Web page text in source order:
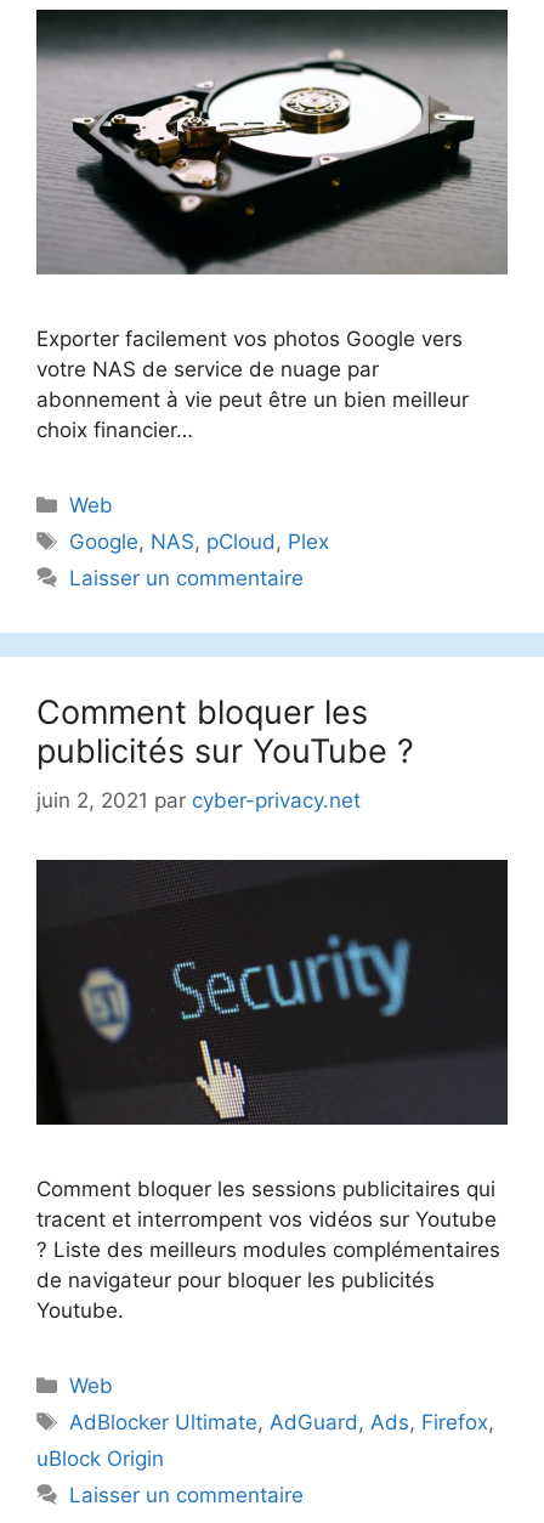
Exporter facilement vos photos Google vers
votre NAS de service de nuage par
abonnement à vie peut être un bien meilleur
choix financier…
Catégories
Web
Étiquettes
Google, NAS, pCloud, Plex
Laisser un commentaire
Comment bloquer les
publicités sur YouTube ?
juin 2, 2021 par cyber-privacy.net
Comment bloquer les sessions publicitaires qui
tracent et interrompent vos vidéos sur Youtube
? Liste des meilleurs modules complémentaires
de navigateur pour bloquer les publicités
Youtube.
Catégories
Web
Étiquettes
AdBlocker Ultimate, AdGuard , Ads, Firefox,
uBlock Origin
Laisser un commentaire